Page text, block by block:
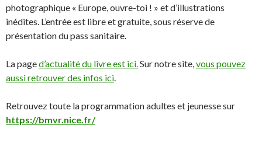
photographique « Europe, ouvre-toi ! » et d’illustrations
inédites. L’entrée est libre et gratuite, sous réserve de
présentation du pass sanitaire.
La paged’actualité du livre est ici.Sur notre site,vous pouvez
aussi retrouver des infos ici.
Retrouvez toute la programmation adultes et jeunesse sur
https://bmvr.nice.fr/